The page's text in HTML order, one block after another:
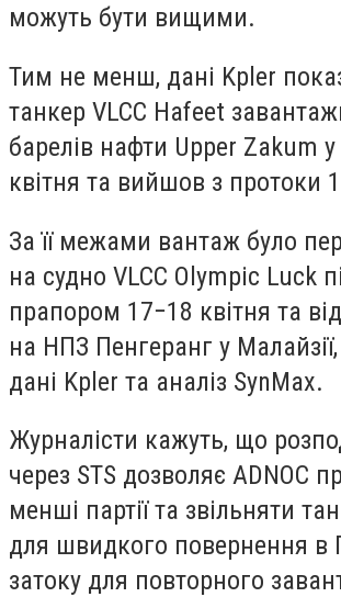
можуть бути вищими.
Тим не менш, дані Kpler
танкер VLCC Hafeet
барелів нафти Upper Zakum у
квітня та вийшов з протоки
За її межами вантаж було
на судно VLCC Olympic Luck
прапором 17−18 квітня та
на НПЗ Пенгеранг у Малайзії,
дані Kpler та аналіз SynMax.
Журналісти кажуть, що
через STS дозволяє ADNOC
менші партії та звільняти
для швидкого повернення в
затоку для повторного